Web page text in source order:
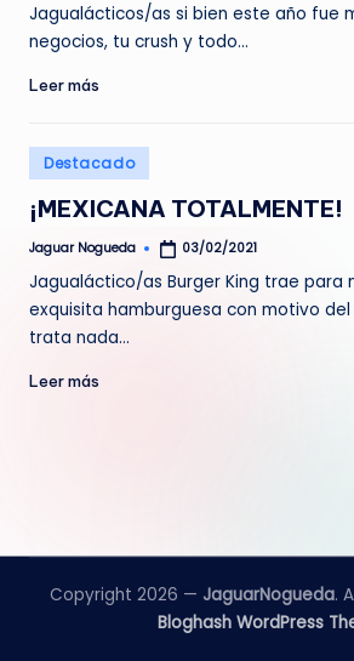
o
g
u
e
d
a
Jagualácticos/as si bien este año fue
negocios, tu crush y todo…
Leer más
Publicado
en
Destacado
¡MEXICANA TOTALMENTE!
Publicado
Jaguar Nogueda 03/02/2021
Jagualáctico/as Burger King trae para
exquisita hamburguesa con motivo del
trata nada…
Leer más
Copyright 2026 — JaguarNogueda.
Bloghash WordPress